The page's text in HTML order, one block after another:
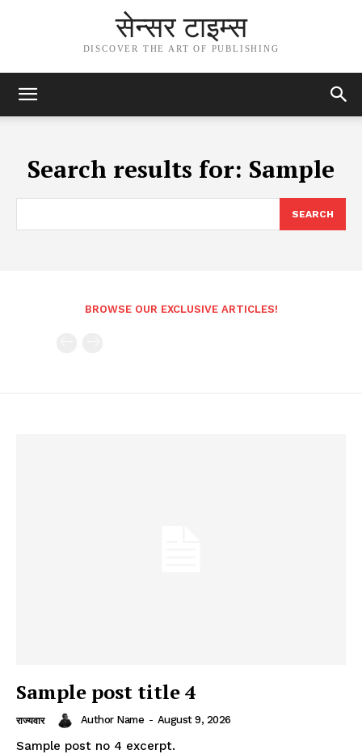
सेन्सर टाइम्स
DISCOVER THE ART OF PUBLISHING
Search results for: Sample
SEARCH
BROWSE OUR EXCLUSIVE ARTICLES!
Sample post title 4
राज्यवार Author Name - August 9, 2026
Sample post no 4 excerpt.